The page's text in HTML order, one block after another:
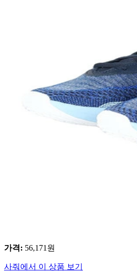
가격: 56,171 원
사줘에서 이 상품 보기